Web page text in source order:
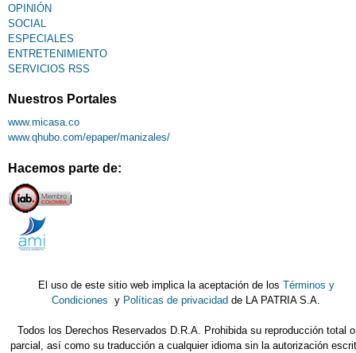
OPINIÓN
SOCIAL
ESPECIALES
ENTRETENIMIENTO
SERVICIOS RSS
Nuestros Portales
www.micasa.co
www.qhubo.com/epaper/manizales/
Hacemos parte de:
El uso de este sitio web implica la aceptación de los Términos y
Condiciones y Políticas de privacidad de LA PATRIA S.A.
Todos los Derechos Reservados D.R.A. Prohibida su reproducción total o
parcial, así como su traducción a cualquier idioma sin la autorización